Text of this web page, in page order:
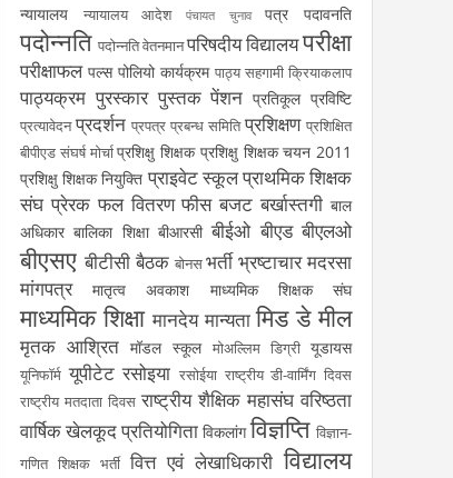
न्यायालय न्यायालय आदेश पंचायत चुनाव पत्र पदावनति
पदोन्नति पदोन्नति वेतनमानपरिषदीय विद्यालयपरीक्षा
परीक्षाफल पल्स पोलियो कार्यक्रम पाठ्य सहगामी क्रियाकलाप
पाठ्यक्रम पुरस्कार पुस्तक पेंशन प्रतिकूल प्रविष्टि
प्रत्यावेदन प्रदर्शन प्रपत्र प्रबन्ध समिति प्रशिक्षण प्रशिक्षित
बीपीएड संघर्ष मोर्चा प्रशिक्षु शिक्षक प्रशिक्षु शिक्षक चयन 2011
प्रशिक्षु शिक्षक नियुक्ति प्राइवेट स्कूलप्राथमिक शिक्षक
संघ प्रेरक फल वितरण फीस बजट बर्खास्तगी बाल
अधिकार बालिका शिक्षा बीआरसी बीईओ बीएड बीएलओ
बीएसए बीटीसी बैठक बोनस भर्ती भ्रष्टाचार मदरसा
मांगपत्र
मातृत्व अवकाश माध्यमिक शिक्षक संघ
माध्यमिक शिक्षा मानदेय मान्यता मिड डे मील
मृतक आश्रित मॉडल स्कूल मोअल्लिम डिग्री यूडायस
यूनिफॉर्म यूपीटेट रसोइया रसोईया राष्ट्रीय डी-वार्मिंग दिवस
राष्ट्रीय मतदाता दिवस राष्ट्रीय शैक्षिक महासंघ वरिष्ठता
वार्षिक खेलकूद प्रतियोगिता विकलांग विज्ञप्ति विज्ञान-
गणित शिक्षक भर्ती वित्त एवं लेखाधिकारी विद्यालय